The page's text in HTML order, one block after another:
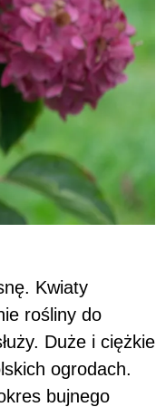
Kwiaty
rośliny do
Duże i ciężkie
ogrodach.
bujnego